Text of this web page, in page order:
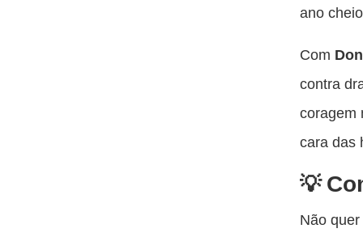
ano
Com
contra
coragem
cara das
Não